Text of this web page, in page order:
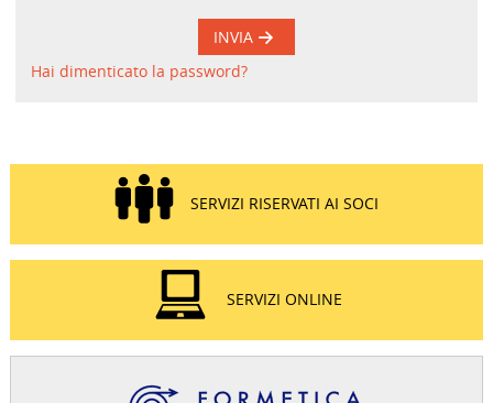
INVIA
Hai dimenticato la password?
SERVIZI RISERVATI AI SOCI
SERVIZI ONLINE